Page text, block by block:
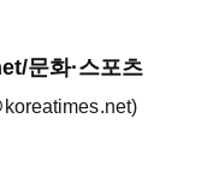
문화·스포츠